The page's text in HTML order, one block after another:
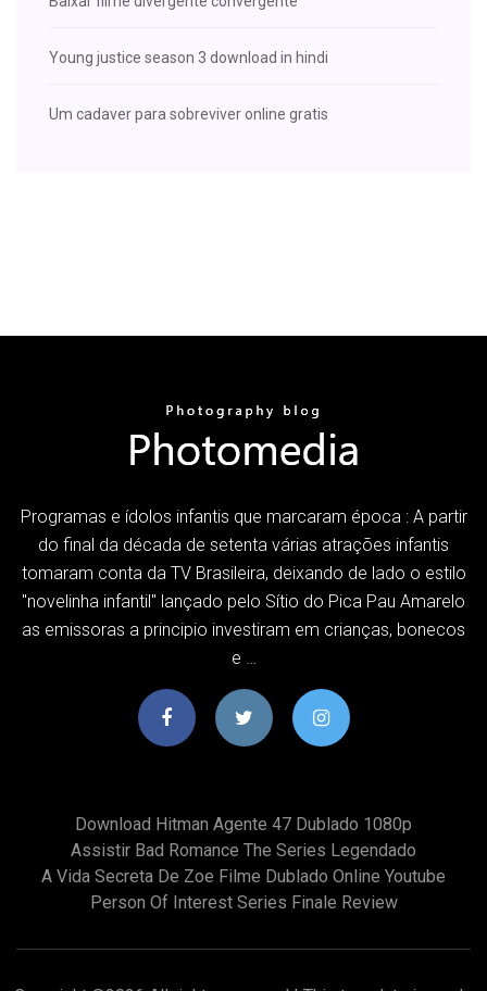
Young justice season 3 download in hindi
Um cadaver para sobreviver online gratis
Programas e ídolos infantis que marcaram época : A partir
do final da década de setenta várias atrações infantis
tomaram conta da TV Brasileira, deixando de lado o estilo
"novelinha infantil" lançado pelo Sítio do Pica Pau Amarelo
as emissoras a principio investiram em crianças, bonecos
e …
Download Hitman Agente 47 Dublado 1080p
Assistir Bad Romance The Series Legendado
A Vida Secreta De Zoe Filme Dublado Online Youtube
Person Of Interest Series Finale Review